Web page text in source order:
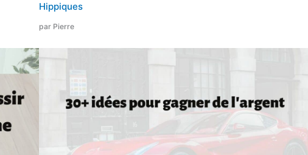
Hippiques
par Pierre